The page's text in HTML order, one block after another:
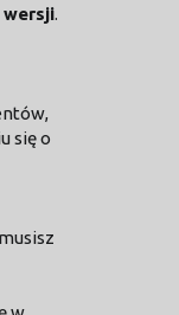
.
się o
musisz